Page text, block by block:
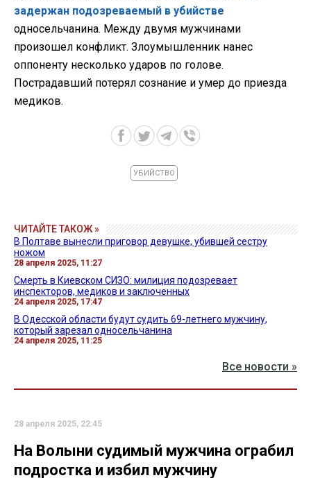
задержан подозреваемый в убийстве
односельчанина. Между двумя мужчинами
произошел конфликт. Злоумышленник нанес
оппоненту несколько ударов по голове.
Пострадавший потерял сознание и умер до приезда
медиков.
УБИЙСТВО
ЧИТАЙТЕ ТАКОЖ »
В Полтаве вынесли приговор девушке, убившей сестру
ножом
28 апреля 2025, 11:27
Смерть в Киевском СИЗО: милиция подозревает
инспекторов, медиков и заключенных
24 апреля 2025, 17:47
В Одесской области будут судить 69-летнего мужчину,
который зарезал односельчанина
24 апреля 2025, 11:25
Все новости »
28 апреля 2025, 22:45
На Волыни судимый мужчина ограбил
подростка и избил мужчину